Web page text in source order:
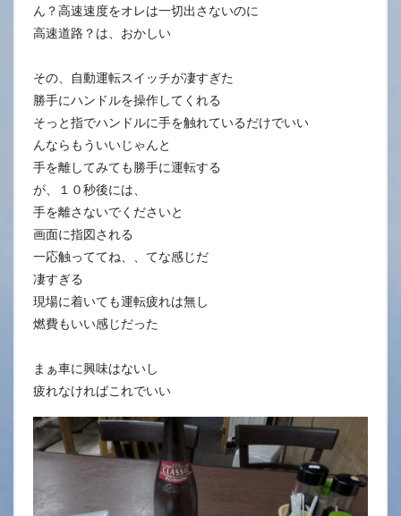
ん？高速速度をオレは一切出さないのに
高速道路？は、おかしい
その、自動運転スイッチが凄すぎた
勝手にハンドルを操作してくれる
そっと指でハンドルに手を触れているだけでいい
んならもういいじゃんと
手を離してみても勝手に運転する
が、１０秒後には、
手を離さないでくださいと
画面に指図される
一応触っててね、、てな感じだ
凄すぎる
現場に着いても運転疲れは無し
燃費もいい感じだった
まぁ車に興味はないし
疲れなければこれでいい